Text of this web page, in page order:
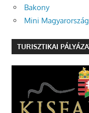
Bakony
Mini Magyarország
TURISZTIKAI